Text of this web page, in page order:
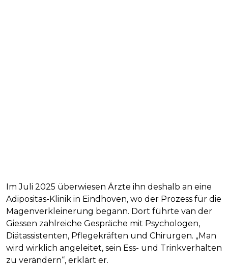
Im Juli 2025 überwiesen Ärzte ihn deshalb an eine
Adipositas-Klinik in Eindhoven, wo der Prozess für die
Magenverkleinerung begann. Dort führte van der
Giessen zahlreiche Gespräche mit Psychologen,
Diätassistenten, Pflegekräften und Chirurgen. „Man
wird wirklich angeleitet, sein Ess- und Trinkverhalten
zu verändern“, erklärt er.